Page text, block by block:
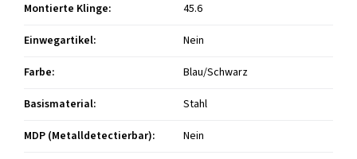
Montierte Klinge:
45.6
Einwegartikel:
Nein
Farbe:
Blau/Schwarz
Basismaterial:
Stahl
MDP (Metalldetectierbar):
Nein